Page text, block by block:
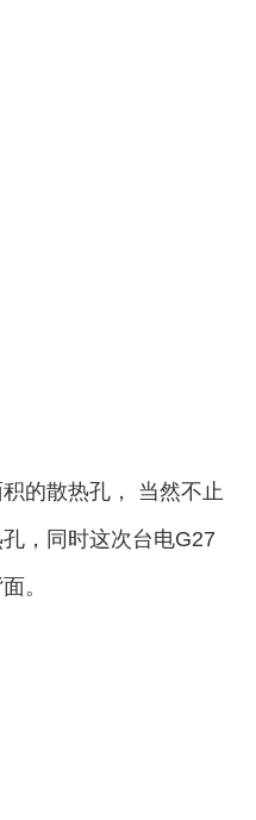
的散热孔， 当然不止
，同时这次台电G27
。